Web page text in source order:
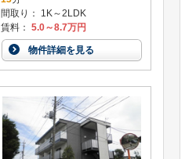
間取り： 1K～2LDK
賃料： 5.0～8.7万円
物件詳細を見る